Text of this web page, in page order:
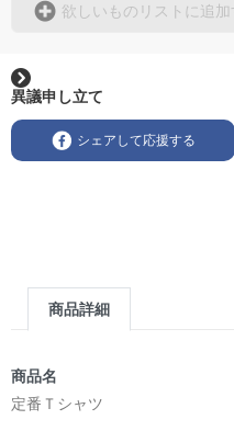
欲しいものリストに追加
異議申し立て
シェアして応援する
商品詳細
商品名
定番Ｔシャツ